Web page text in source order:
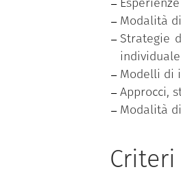
Modalità
Strategie
Modelli di
Approcci,
Modalità
Criteri